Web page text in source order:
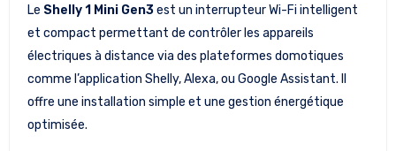
Le Shelly 1 Mini Gen3est un interrupteur Wi-Fi intelligent
et compact permettant de contrôler les appareils
électriques à distance via des plateformes domotiques
comme l’application Shelly, Alexa, ou Google Assistant. Il
offre une installation simple et une gestion énergétique
optimisée.